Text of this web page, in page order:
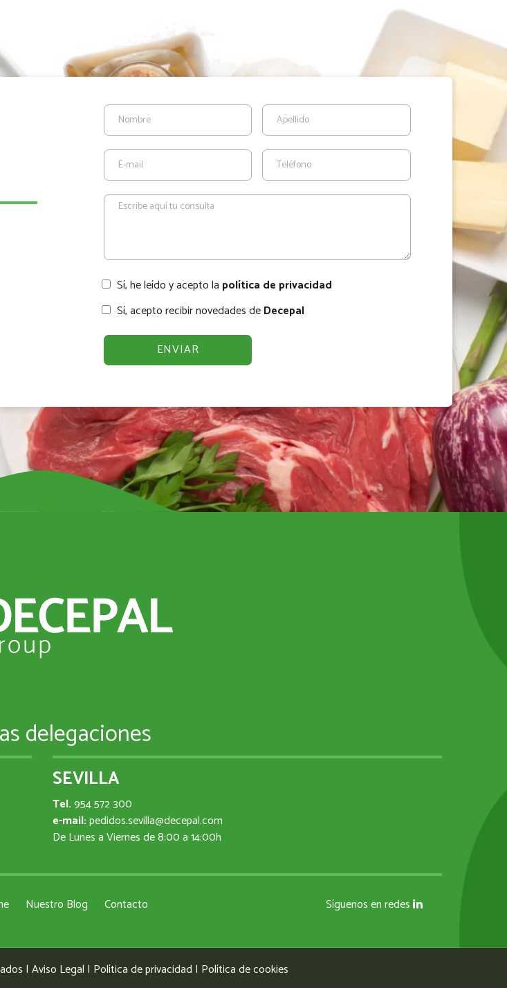
Sí, he leído y acepto la política de privacidad
Sí, acepto recibir novedades deDecepal
delegaciones
SEVILLA
Tel.954 572 300
e-mail:pedidos.sevilla@decepal.com
De Lunes a Viernes de 8:00 a 14:00h
Nuestro Blog Contacto Síguenos en redes
| Aviso Legal | Política de privacidad | Política de cookies